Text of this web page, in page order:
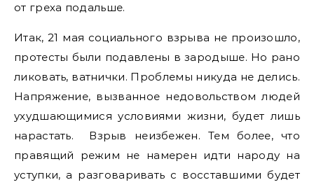
от греха подальше.
Итак, 21 мая социального взрыва не произошло,
протесты были подавлены в зародыше. Но рано
ликовать, ватнички. Проблемы никуда не делись.
Напряжение, вызванное недовольством людей
ухудшающимися условиями жизни, будет лишь
нарастать. Взрыв неизбежен. Тем более, что
правящий режим не намерен идти народу на
уступки, а разговаривать с восставшими будет